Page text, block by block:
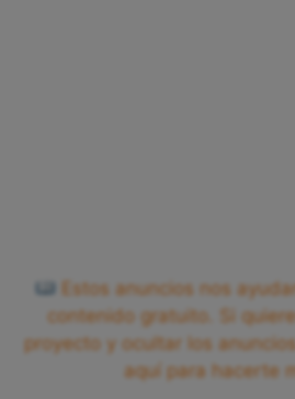
Estos anuncios nos
contenido gratuito. Si
proyecto y ocultar los
aquí para hacerte